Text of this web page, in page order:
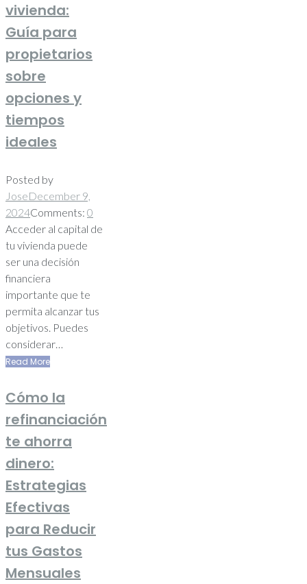
vivienda:
Guía para
propietarios
sobre
opciones y
tiempos
ideales
Posted by
JoseDecember 9,
2024Comments: 0
Acceder al capital de
tu vivienda puede
ser una decisión
financiera
importante que te
permita alcanzar tus
objetivos. Puedes
considerar…
Read More
Cómo la
refinanciación
te ahorra
dinero:
Estrategias
Efectivas
para Reducir
tus Gastos
Mensuales